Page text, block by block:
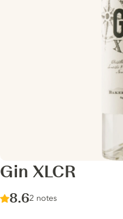
Gin XLCR
Score :
8.6/ 10
2 notes